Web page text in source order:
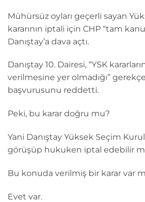
Mühürsüz oyları geçerli sayan
kararının iptali için CHP “tam
Danıştay’a dava açtı.
Danıştay 10. Dairesi, “YSK
verilmesine yer olmadığı”
başvurusunu reddetti.
Peki, bu karar doğru mu?
Yani Danıştay Yüksek Seçim
görüşüp hukuken iptal edebilir
Bu konuda verilmiş bir karar var
Evet var.